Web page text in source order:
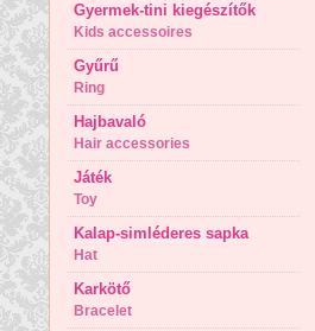
Gyermek-tini kiegészítők
Kids accessoires
Gyűrű
Ring
Hajbavaló
Hair accessories
Játék
Toy
Kalap-simléderes sapka
Hat
Karkötő
Bracelet